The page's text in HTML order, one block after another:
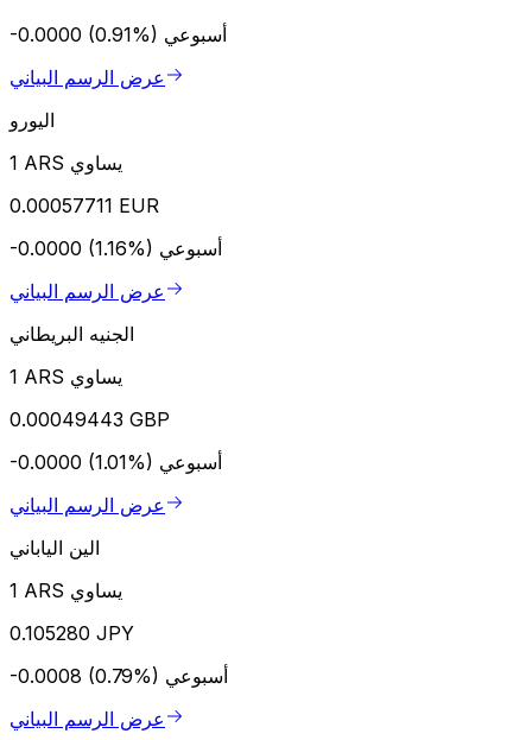
-0.0000 (0.91%) أسبوعي
عرض الرسم البياني
اليورو
1 ARS يساوي
0.00057711 EUR
-0.0000 (1.16%) أسبوعي
عرض الرسم البياني
الجنيه البريطاني
1 ARS يساوي
0.00049443 GBP
-0.0000 (1.01%) أسبوعي
عرض الرسم البياني
الين الياباني
1 ARS يساوي
0.105280 JPY
-0.0008 (0.79%) أسبوعي
عرض الرسم البياني